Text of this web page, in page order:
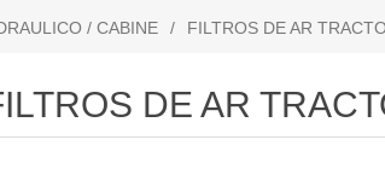
/ CABINE
/ FILTROS DE AR
DE AR